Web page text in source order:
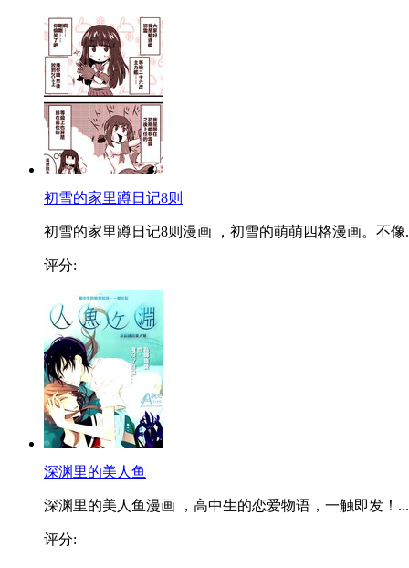
初雪的家里蹲日记8则
初雪的家里蹲日记8则漫画 ，初雪的萌萌四格漫画。不像
评分:
深渊里的美人鱼
深渊里的美人鱼漫画 ，高中生的恋爱物语，一触即发！...
评分: